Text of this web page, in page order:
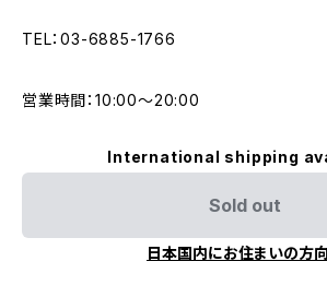
TEL：03-6885-1766
営業時間：10:00〜20:00
International shipping
Sold out
日本国内にお住まいの方